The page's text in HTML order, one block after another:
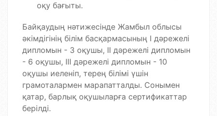
оқу бағыты.
Байқаудың нәтижесінде Жамбыл облысы
әкімдігінің білім басқармасының І дәрежелі
дипломын - 3 оқушы, ІІ дәрежелі дипломын
- 6 оқушы, ІІІ дәрежелі дипломын - 10
оқушы иеленіп, терең білімі үшін
грамоталармен марапатталды. Сонымен
қатар, барлық оқушыларға сертификаттар
берілді.